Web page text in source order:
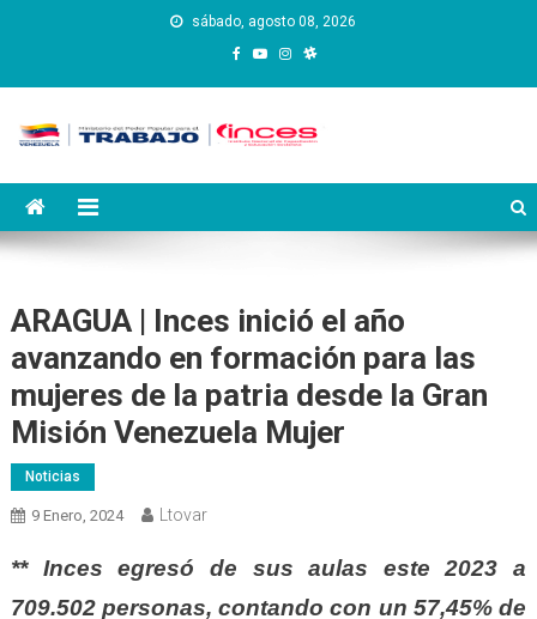
sábado, agosto 08, 2026
Instituto Nacional de
Capacitación y Educación
ARAGUA | Inces inició el año
avanzando en formación para las
mujeres de la patria desde la Gran
Misión Venezuela Mujer
Noticias
9 Enero, 2024 Ltovar
** Inces egresó de sus aulas este 2023 a
709.502 personas, contando con un 57,45% de